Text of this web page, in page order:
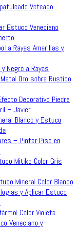
Veteado
Estuco Veneciano
a Rayas Amarillas y
Negro a Rayas
Oro sobre Rustico
Decorativo Piedra
– Javier
Blanco y Estuco
– Pintar Piso en
Mitiko Color Gris
Mineral Color Blanco
y Aplicar Estuco
Color Violeta
Veneciano y